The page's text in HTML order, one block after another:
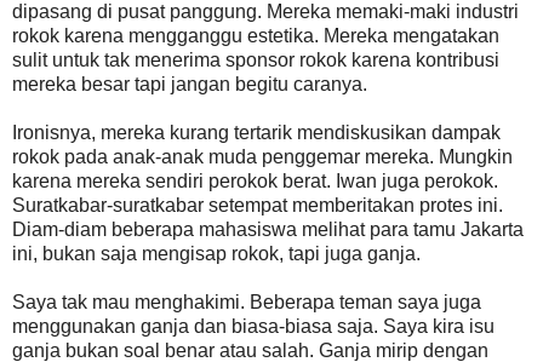
dipasang di pusat panggung. Mereka memaki-maki industri
rokok karena mengganggu estetika. Mereka mengatakan
sulit untuk tak menerima sponsor rokok karena kontribusi
mereka besar tapi jangan begitu caranya.
Ironisnya, mereka kurang tertarik mendiskusikan dampak
rokok pada anak-anak muda penggemar mereka. Mungkin
karena mereka sendiri perokok berat. Iwan juga perokok.
Suratkabar-suratkabar setempat memberitakan protes ini.
Diam-diam beberapa mahasiswa melihat para tamu Jakarta
ini, bukan saja mengisap rokok, tapi juga ganja.
Saya tak mau menghakimi. Beberapa teman saya juga
menggunakan ganja dan biasa-biasa saja. Saya kira isu
ganja bukan soal benar atau salah. Ganja mirip dengan